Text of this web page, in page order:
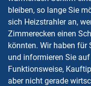
bleiben, so lange Sie
sich Heizstrahler an,
Zimmerecken einen
könnten. Wir haben für
und informieren Sie
Funktionsweise,
aber nicht gerade